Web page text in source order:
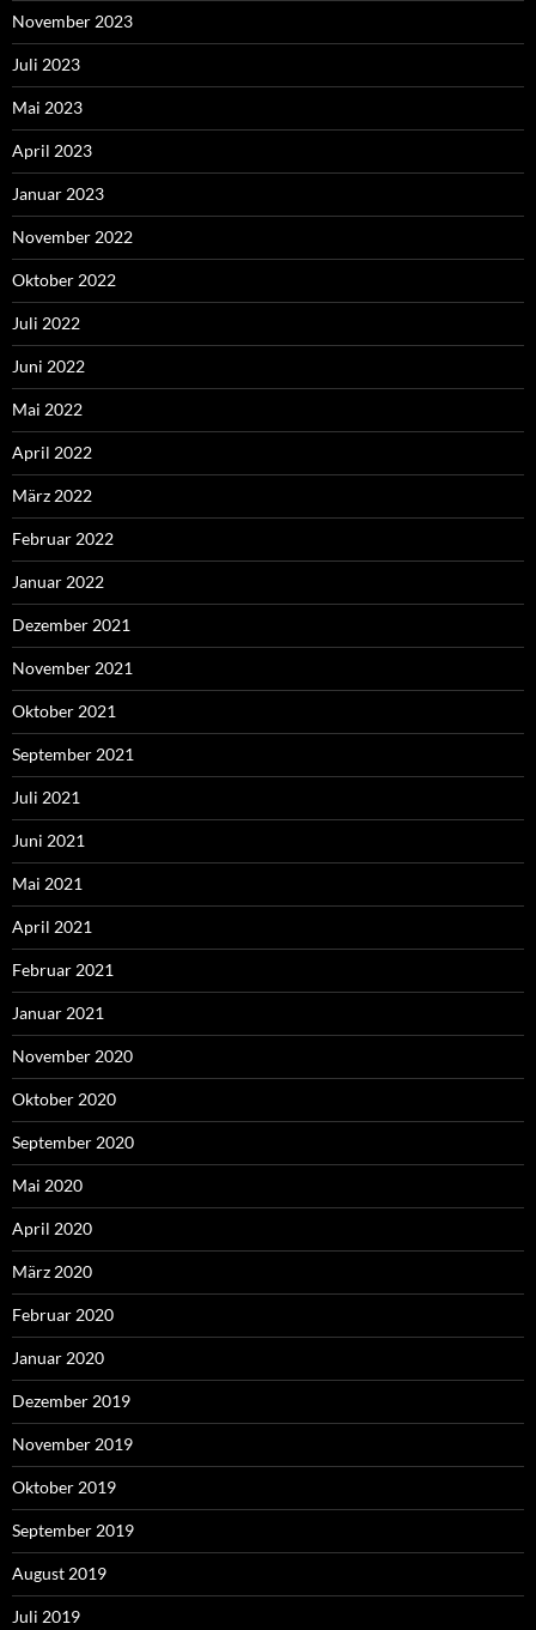
November 2023
Juli 2023
Mai 2023
April 2023
Januar 2023
November 2022
Oktober 2022
Juli 2022
Juni 2022
Mai 2022
April 2022
März 2022
Februar 2022
Januar 2022
Dezember 2021
November 2021
Oktober 2021
September 2021
Juli 2021
Juni 2021
Mai 2021
April 2021
Februar 2021
Januar 2021
November 2020
Oktober 2020
September 2020
Mai 2020
April 2020
März 2020
Februar 2020
Januar 2020
Dezember 2019
November 2019
Oktober 2019
September 2019
August 2019
Juli 2019